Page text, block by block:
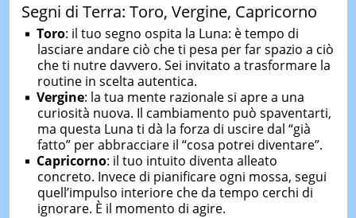
Segni di Terra: Toro, Vergine, Capricorno
Toro: il tuo segno ospita la Luna: è tempo di
lasciare andare ciò che ti pesa per far spazio a ciò
che ti nutre davvero. Sei invitato a trasformare la
routine in scelta autentica.
Vergine: la tua mente razionale si apre a una
curiosità nuova. Il cambiamento può spaventarti,
ma questa Luna ti dà la forza di uscire dal “già
fatto” per abbracciare il “cosa potrei diventare”.
Capricorno: il tuo intuito diventa alleato
concreto. Invece di pianificare ogni mossa, segui
quell’impulso interiore che da tempo cerchi di
ignorare. È il momento di agire.